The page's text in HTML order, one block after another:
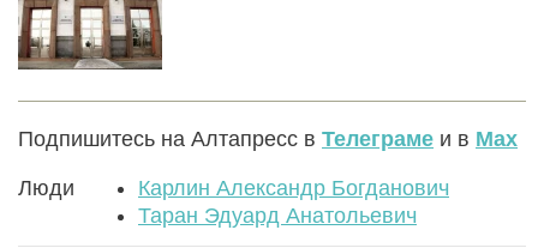
Подпишитесь на Алтапресс в Телеграме и в Max
Люди
Карлин Александр Богданович
Таран Эдуард Анатольевич